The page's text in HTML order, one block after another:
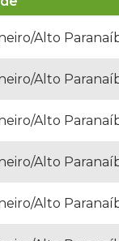
Alto
Alto
Alto
Alto
Alto